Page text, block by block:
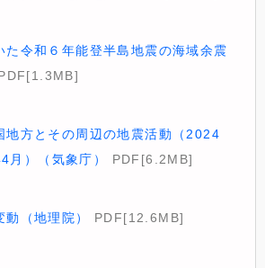
た令和６年能登半島地震の海域余震
地方とその周辺の地震活動（2024
）（気象庁）
PDF[6.2MB]
（地理院）
PDF[12.6MB]